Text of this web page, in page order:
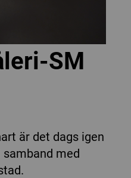
SM
är det dags igen
med